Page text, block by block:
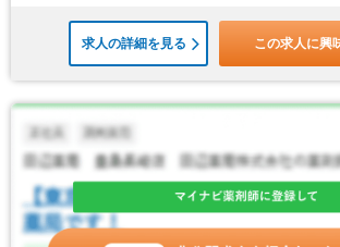
求人の詳細を見る この求人に興